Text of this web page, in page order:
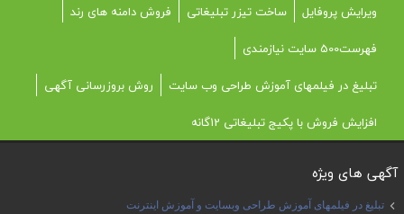
ویرایش پروفایل
ساخت تیزر تبلیغاتی
فروش دامنه های رند
فهرست500 سایت نیازمندی
تبلیغ در فیلمهای آموزش طراحی وب سایت
روش بروزرسانی آگهی
افزایش فروش با پکیج تبلیغاتی 12گانه
آگهی های ویژه
تبلیغ در فیلمهای آموزش طراحی وبسایت و آموزش اینترنت